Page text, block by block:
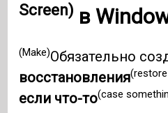
Screen) в
(Make)Обязательно
восстановления
если что-то(case